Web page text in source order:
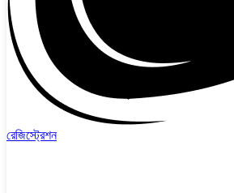
রেজিস্ট্রেশন